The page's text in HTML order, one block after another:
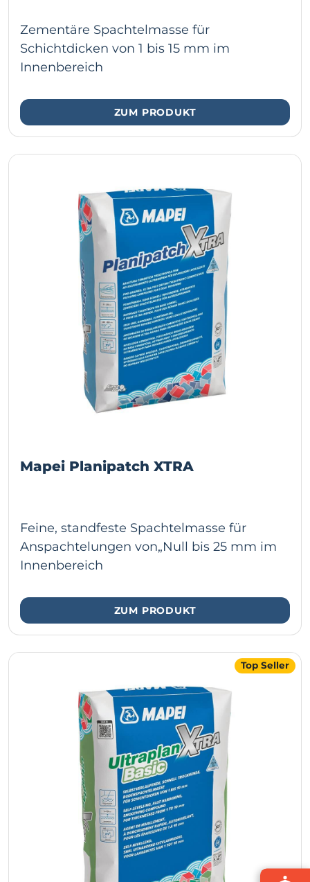
Zementäre Spachtelmasse für
Schichtdicken von 1 bis 15 mm im
Innenbereich
ZUM PRODUKT
Mapei Planipatch XTRA
Feine, standfeste Spachtelmasse für
Anspachtelungen von„Null bis 25 mm im
Innenbereich
ZUM PRODUKT
Top Seller